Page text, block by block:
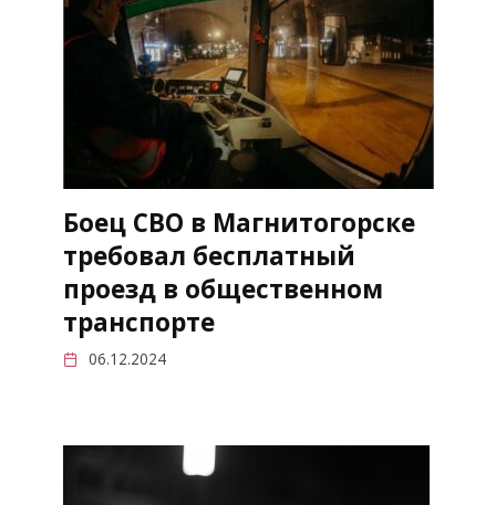
Боец СВО в Магнитогорске
требовал бесплатный
проезд в общественном
транспорте
06.12.2024